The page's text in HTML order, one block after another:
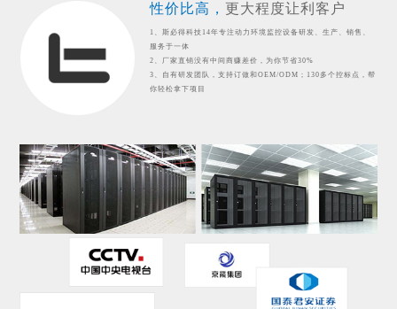
性价比高， 更大程度让利客户
1、斯必得科技14年专注动力环境监控设备研发、生产、销售、
服务于一体
2、厂家直销没有中间商赚差价，为你节省30%
3、自有研发团队，支持订做和OEM/ODM；130多个控标点，帮
你轻松拿下项目